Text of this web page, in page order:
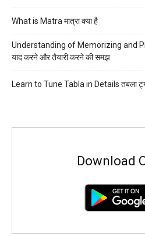
What is Matra मात्रा क्या है
Understanding of Memorizing and
याद करने और तैयारी करने की समझ
Learn to Tune Tabla in Details तबला
Download